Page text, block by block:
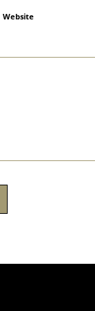
Website